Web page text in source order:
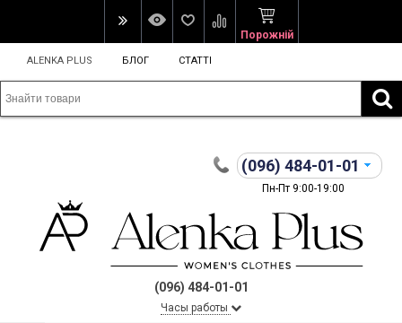
Порожній
ALENKA PLUS БЛОГ СТАТТІ
(096) 484-01-01
Пн-Пт 9:00-19:00
(096) 484-01-01
Часы работы